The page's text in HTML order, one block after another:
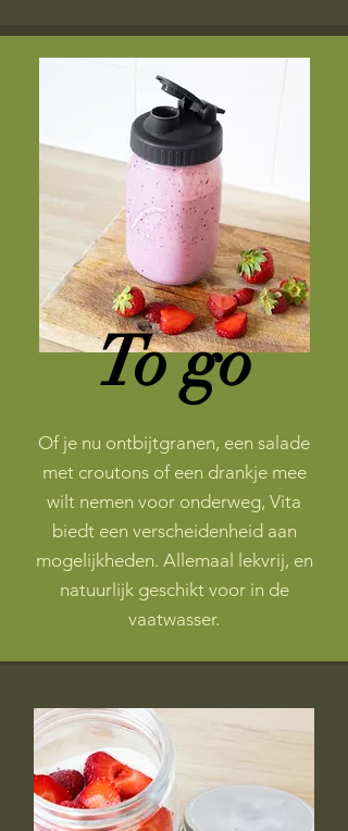
To go
Of je nu ontbijtgranen, een salade
met croutons of een drankje mee
wilt nemen voor onderweg, Vita
biedt een verscheidenheid aan
mogelijkheden. Allemaal lekvrij, en
natuurlijk geschikt voor in de
vaatwasser.